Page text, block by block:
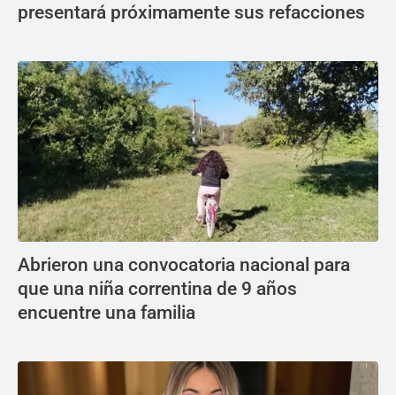
presentará próximamente sus refacciones
Abrieron una convocatoria nacional para
que una niña correntina de 9 años
encuentre una familia